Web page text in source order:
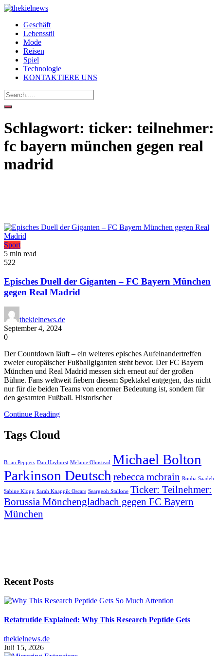
Geschäft
Lebensstil
Mode
Reisen
Spiel
Technologie
KONTAKTIERE UNS
Schlagwort: ticker: teilnehmer:
fc bayern münchen gegen real
madrid
Sport
5 min read
522
Episches Duell der Giganten – FC Bayern München
gegen Real Madrid
thekielnews.de
September 4, 2024
0
Der Countdown läuft – ein weiteres episches Aufeinandertreffen
zweier europäischer Fußballgiganten steht bevor. Der FC Bayern
München und Real Madrid messen sich erneut auf der großen
Bühne. Fans weltweit fiebern diesem Spektakel entgegen, das nicht
nur für die beiden Teams von enormer Bedeutung ist, sondern für
den gesamten Fußball. Historischer
Continue Reading
Tags Cloud
Brian Peppers Dan Hayhurst Melanie Olmstead Michael Bolton
Parkinson Deutsch rebecca mcbrain Rouba Saadeh
Sabine Klopp Sarah Knappik Oscars Seargeoh Stallone Ticker: Teilnehmer:
Borussia Mönchengladbach gegen FC Bayern
München
Recent Posts
Retatrutide Explained: Why This Research Peptide Gets
thekielnews.de
Juli 15, 2026